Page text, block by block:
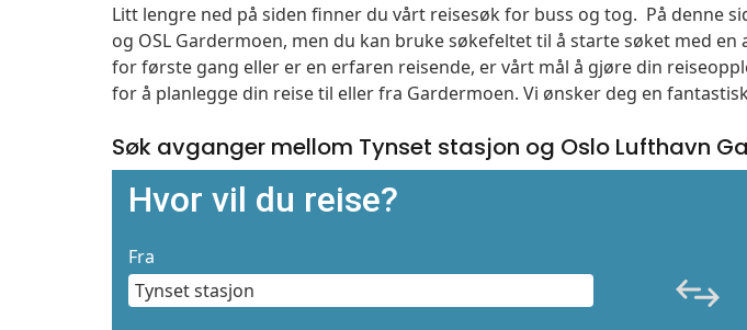
Litt lengre ned på siden finner du vårt reisesøk for buss og tog. På denne
og OSL Gardermoen, men du kan bruke søkefeltet til å starte søket med
for første gang eller er en erfaren reisende, er vårt mål å gjøre din
for å planlegge din reise til eller fra Gardermoen. Vi ønsker deg en
Søk avganger mellom Tynset stasjon og Oslo Lufthavn
Hvor vil du reise?
Fra